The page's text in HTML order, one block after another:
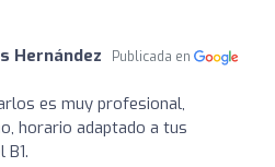
Hernández
Publicada en
es muy profesional,
horario adaptado a tus